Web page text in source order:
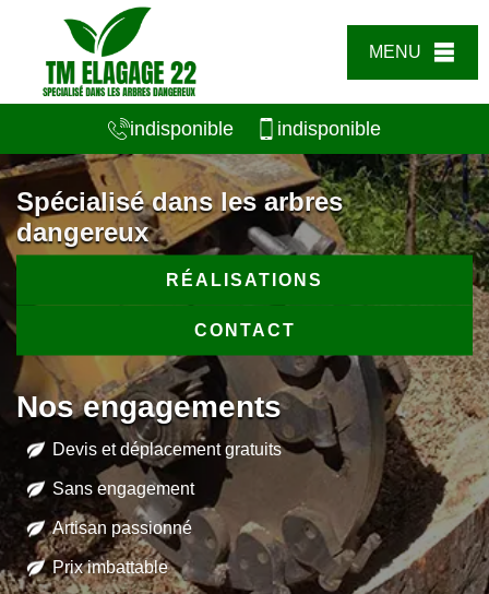
MENU
indisponible indisponible
Spécialisé dans les arbres
dangereux
RÉALISATIONS
CONTACT
Nos engagements
Devis et déplacement gratuits
Sans engagement
Artisan passionné
Prix imbattable